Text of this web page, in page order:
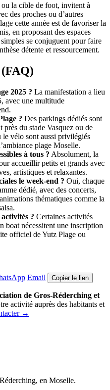
la cible de foot, invitent à
des proches ou d’autres
cette année est de favoriser la
en proposant des espaces
se conjuguent pour faire
détente et ressourcement.
2025 ? La manifestation a lieu
avec une multitude
? Des parkings dédiés sont
du stade Vasquez ou de
le vélo sont aussi privilégiés
plage Moselle.
à tous ? Absolument, la
accueillir petits et grands avec
artistiques et relaxantes.
le week-end ? Oui, chaque
dédié, avec des concerts,
thématiques comme la
? Certaines activités
boat nécessitent une inscription
officiel de Yutz Plage ou
Email Copier le lien
de Gros-Réderching et
activité auprès des habitants et
→
en Moselle.